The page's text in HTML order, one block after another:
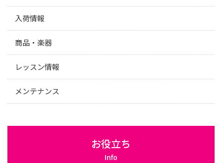
入荷情報
商品・楽器
レッスン情報
メンテナンス
お役立ち
Info